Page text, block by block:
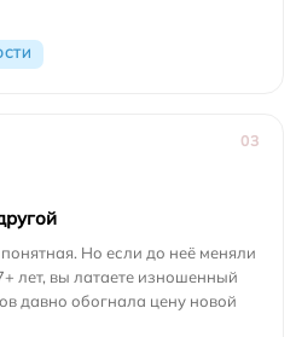
03
Но если до неё меняли
лет, вы латаете изношенный
давно обогнала цену новой